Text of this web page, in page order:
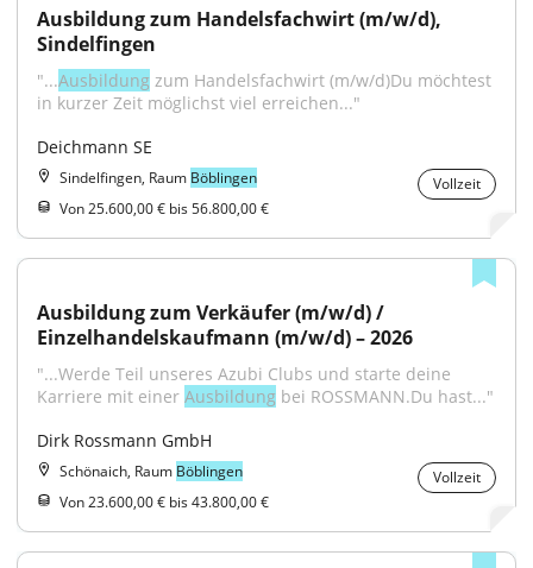
Ausbildung zum Handelsfachwirt (m/w/d),
Sindelfingen
"...Ausbildung zum Handelsfachwirt (m/w/d)Du möchtest
in kurzer Zeit möglichst viel erreichen..."
Deichmann SE
Sindelfingen, Raum Böblingen
Vollzeit
Von 25.600,00 € bis 56.800,00 €
Ausbildung zum Verkäufer (m/w/d) /
Einzelhandelskaufmann (m/w/d) – 2026
"...Werde Teil unseres Azubi Clubs und starte deine
Karriere mit einer Ausbildung bei ROSSMANN.Du hast..."
Dirk Rossmann GmbH
Schönaich, Raum Böblingen
Vollzeit
Von 23.600,00 € bis 43.800,00 €